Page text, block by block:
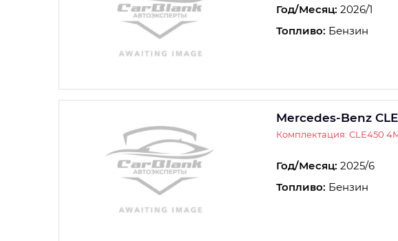
Год/Месяц: 2026/1
Топливо: Бензин
Mercedes-Benz
Комплектация: CLE450
Год/Месяц: 2025/6
Топливо: Бензин